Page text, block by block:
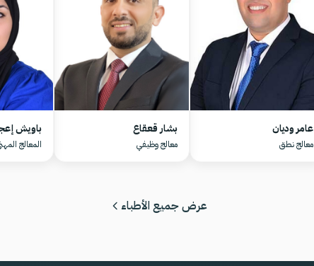
عامر وديان
معالج نطق
بشار قعقاع
معالج وظيفي
باويش
المعالج
عرض جميع الأطباء